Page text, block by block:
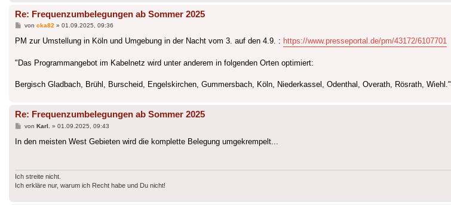
Re: Frequenzumbelegungen ab Sommer 2025
Beitrag
von cka82» 01.09.2025, 09:36
PM zur Umstellung in Köln und Umgebung in der Nacht vom 3. auf den 4.9. : https://www.presseportal.de/pm/43172/6107701
"Das Programmangebot im Kabelnetz wird unter anderem in folgenden Orten optimiert:
Bergisch Gladbach, Brühl, Burscheid, Engelskirchen, Gummersbach, Köln, Niederkassel, Odenthal, Overath, Rösrath, Wiehl."
Re: Frequenzumbelegungen ab Sommer 2025
Beitrag
von Karl. » 01.09.2025, 09:43
In den meisten West Gebieten wird die komplette Belegung umgekrempelt...
Ich streite nicht.
Ich erkläre nur, warum ich Recht habe und Du nicht!